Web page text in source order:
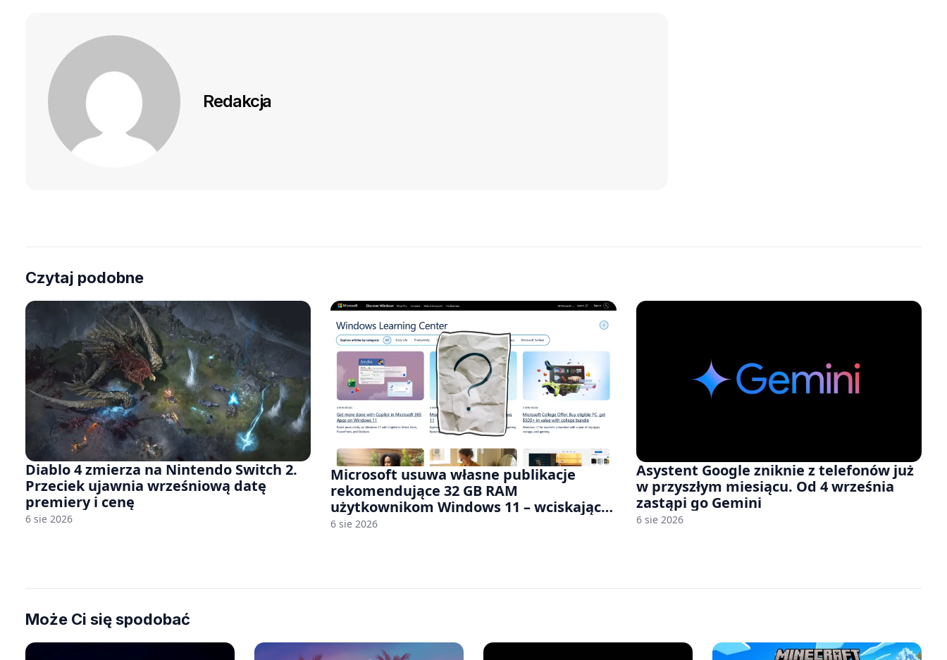
Redakcja
Czytaj podobne
Diablo 4 zmierza na Nintendo Switch 2.
Przeciek ujawnia wrześniową datę
premiery i cenę
6 sie 2026
Microsoft usuwa własne publikacje
rekomendujące 32 GB RAM
użytkownikom Windows 11 – wciskając
nam przy tym komputery z 8 GB RAM po
6 sie 2026
Asystent Google zniknie z telefonów już
w przyszłym miesiącu. Od 4 września
zastąpi go Gemini
6 sie 2026
Może Ci się spodobać